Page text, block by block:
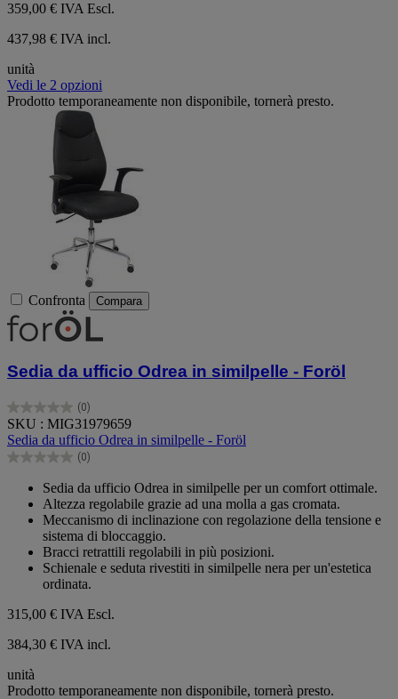
359,00 € IVA Escl.
437,98 € IVA incl.
unità
Vedi le 2 opzioni
Prodotto temporaneamente non disponibile, tornerà presto.
Confronta Compara
Sedia da ufficio Odrea in similpelle - Foröl
(0)
0.0
su
5
stelle.
SKU : MIG31979659
Sedia da ufficio Odrea in similpelle - Foröl
(0)
0.0
stelle.
Sedia da ufficio Odrea in similpelle per un comfort ottimale.
Altezza regolabile grazie ad una molla a gas cromata.
Meccanismo di inclinazione con regolazione della tensione e
sistema di bloccaggio.
Bracci retrattili regolabili in più posizioni.
Schienale e seduta rivestiti in similpelle nera per un'estetica
ordinata.
315,00 € IVA Escl.
384,30 € IVA incl.
unità
Prodotto temporaneamente non disponibile, tornerà presto.